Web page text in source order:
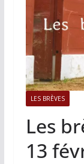
LES BRÈVES
Les
13